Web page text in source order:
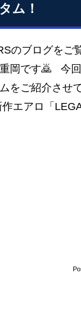
ム！
のブログをご
岡です🙇 今
をご紹介させ
作エアロ「